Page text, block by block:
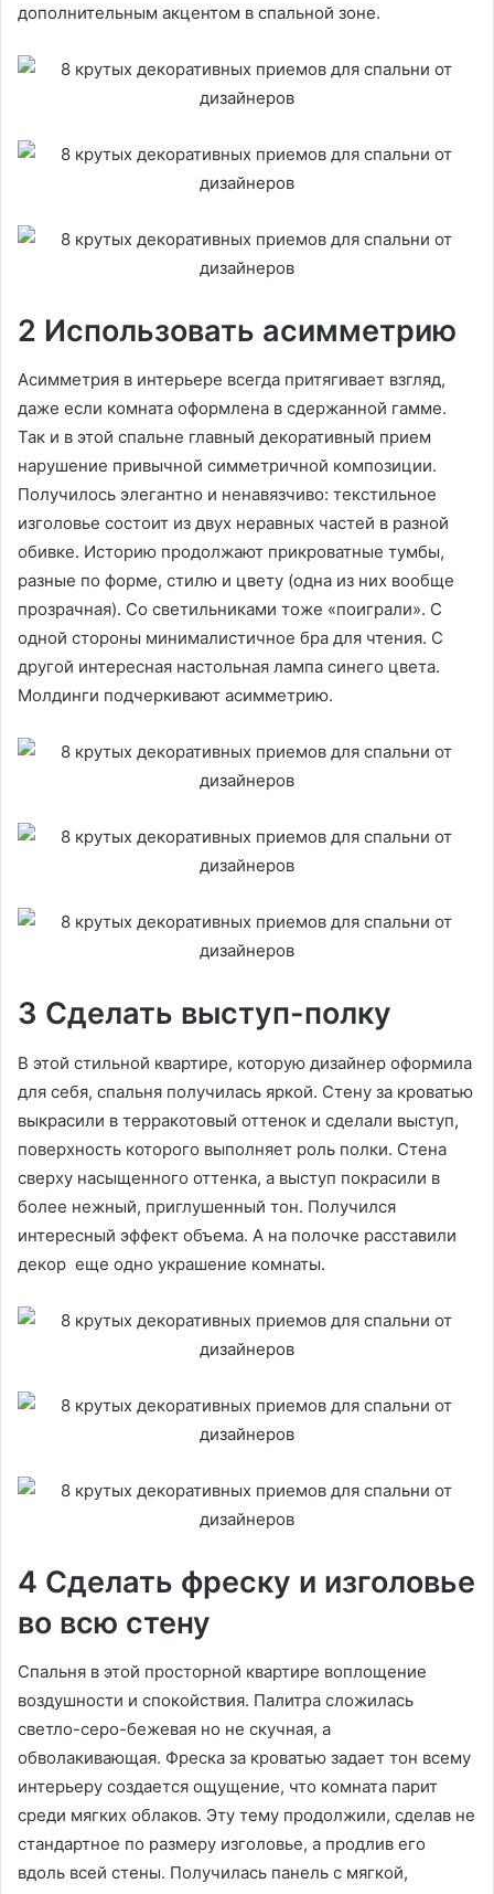
дополнительным акцентом в спальной зоне.
2 Использовать асимметрию
Асимметрия в интерьере всегда притягивает взгляд,
даже если комната оформлена в сдержанной гамме.
Так и в этой спальне главный декоративный прием
нарушение привычной симметричной композиции.
Получилось элегантно и ненавязчиво: текстильное
изголовье состоит из двух неравных частей в разной
обивке. Историю продолжают прикроватные тумбы,
разные по форме, стилю и цвету (одна из них вообще
прозрачная). Со светильниками тоже «поиграли». С
одной стороны минималистичное бра для чтения. С
другой интересная настольная лампа синего цвета.
Молдинги подчеркивают асимметрию.
3 Сделать выступ-полку
В этой стильной квартире, которую дизайнер оформила
для себя, спальня получилась яркой. Стену за кроватью
выкрасили в терракотовый оттенок и сделали выступ,
поверхность которого выполняет роль полки. Стена
сверху насыщенного оттенка, а выступ покрасили в
более нежный, приглушенный тон. Получился
интересный эффект объема. А на полочке расставили
декор еще одно украшение комнаты.
4 Сделать фреску и изголовье
во всю стену
Спальня в этой просторной квартире воплощение
воздушности и спокойствия. Палитра сложилась
светло-серо-бежевая но не скучная, а
обволакивающая. Фреска за кроватью задает тон всему
интерьеру создается ощущение, что комната парит
среди мягких облаков. Эту тему продолжили, сделав не
стандартное по размеру изголовье, а продлив его
вдоль всей стены. Получилась панель с мягкой,